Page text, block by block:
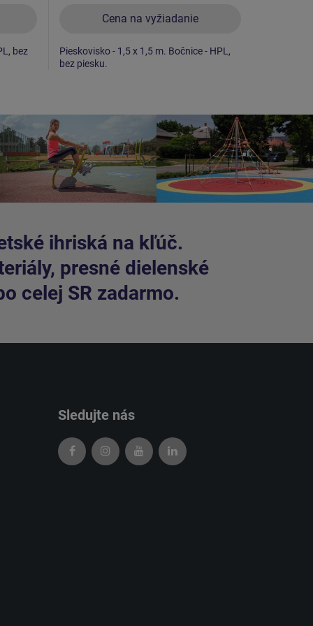
bez
Cena na vyžiadanie
Pieskovisko - 1,5 x 1,5 m. Bočnice - HPL,
bez piesku.
ihriská na kľúč.
presné dielenské
celej SR zadarmo.
Sledujte nás